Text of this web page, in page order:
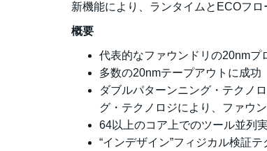
新機能により、ランタイムとECOフ
概要
代表的なファウンドリの20nmプ
多数の20nmテープアウトに成功
ダブルパターンニング・テクノ
グ・テクノロジにより、ファウ
64以上のコア上でのツール並列
“インデザイン”フィジカル検証